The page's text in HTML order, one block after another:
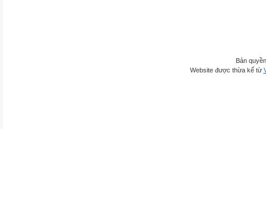
Bản
Website được thừa kế từ